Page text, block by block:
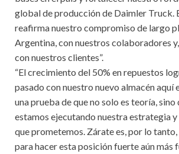
global de producción de Daimler Truck.
reafirma nuestro compromiso de largo
Argentina, con nuestros colaboradores
con nuestros clientes”.
“El crecimiento del 50% en repuestos
pasado con nuestro nuevo almacén aquí
una prueba de que no solo es teoría,
estamos ejecutando nuestra estrategia
que prometemos. Zárate es, por lo
para hacer esta posición fuerte aún más